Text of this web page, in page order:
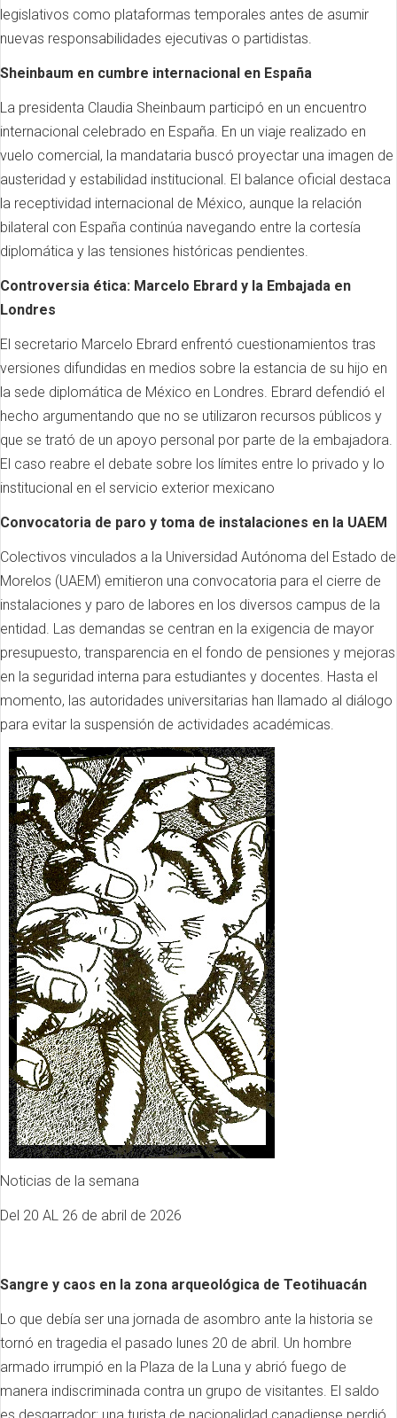
legislativos como plataformas temporales antes de asumir
nuevas responsabilidades ejecutivas o partidistas.
Sheinbaum en cumbre internacional en España
La presidenta Claudia Sheinbaum participó en un encuentro
internacional celebrado en España. En un viaje realizado en
vuelo comercial, la mandataria buscó proyectar una imagen de
austeridad y estabilidad institucional. El balance oficial destaca
la receptividad internacional de México, aunque la relación
bilateral con España continúa navegando entre la cortesía
diplomática y las tensiones históricas pendientes.
Controversia ética: Marcelo Ebrard y la Embajada en
Londres
El secretario Marcelo Ebrard enfrentó cuestionamientos tras
versiones difundidas en medios sobre la estancia de su hijo en
la sede diplomática de México en Londres. Ebrard defendió el
hecho argumentando que no se utilizaron recursos públicos y
que se trató de un apoyo personal por parte de la embajadora.
El caso reabre el debate sobre los límites entre lo privado y lo
institucional en el servicio exterior mexicano
Convocatoria de paro y toma de instalaciones en la UAEM
Colectivos vinculados a la Universidad Autónoma del Estado de
Morelos (UAEM) emitieron una convocatoria para el cierre de
instalaciones y paro de labores en los diversos campus de la
entidad. Las demandas se centran en la exigencia de mayor
presupuesto, transparencia en el fondo de pensiones y mejoras
en la seguridad interna para estudiantes y docentes. Hasta el
momento, las autoridades universitarias han llamado al diálogo
para evitar la suspensión de actividades académicas.
Noticias de la semana
Del 20 AL 26 de abril de 2026
Sangre y caos en la zona arqueológica de Teotihuacán
Lo que debía ser una jornada de asombro ante la historia se
tornó en tragedia el pasado lunes 20 de abril. Un hombre
armado irrumpió en la Plaza de la Luna y abrió fuego de
manera indiscriminada contra un grupo de visitantes. El saldo
es desgarrador: una turista de nacionalidad canadiense perdió